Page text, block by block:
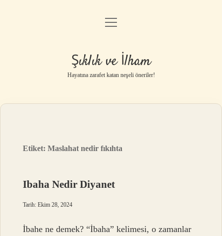
Anasayfa
Gizlilik Politikası
Yasal Uyarı
menüyü
Şıklık ve İlham
Hayatına zarafet katan neşeli öneriler!
Etiket:Maslahat nedir fıkıhta
Ibaha Nedir Diyanet
Tarih: Ekim 28, 2024
İbahe ne demek? “İbaha” kelimesi, o zamanlar